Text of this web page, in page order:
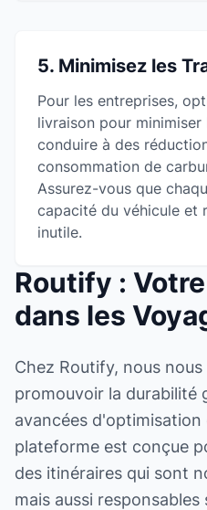
5. Minimisez les
Pour les entreprises,
livraison pour
conduire à des
consommation de
Assurez-vous que
capacité du véhicule et
inutile.
Routify :
dans les
Chez Routify, nous
promouvoir la durabilité
avancées
plateforme est conçue
des itinéraires qui sont
mais aussi responsables